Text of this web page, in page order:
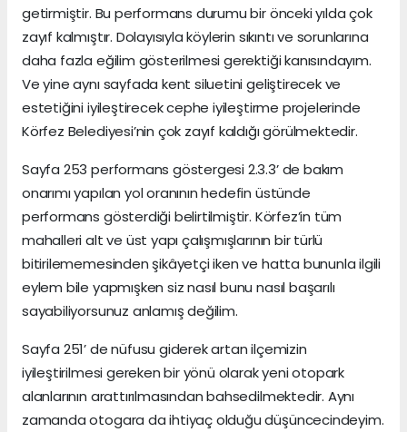
getirmiştir. Bu performans durumu bir önceki yılda çok
zayıf kalmıştır. Dolayısıyla köylerin sıkıntı ve sorunlarına
daha fazla eğilim gösterilmesi gerektiği kanısındayım.
Ve yine aynı sayfada kent siluetini geliştirecek ve
estetiğini iyileştirecek cephe iyileştirme projelerinde
Körfez Belediyesi’nin çok zayıf kaldığı görülmektedir.
Sayfa 253 performans göstergesi 2.3.3’ de bakım
onarımı yapılan yol oranının hedefin üstünde
performans gösterdiği belirtilmiştir. Körfez’in tüm
mahalleri alt ve üst yapı çalışmışlarının bir türlü
bitirilememesinden şikâyetçi iken ve hatta bununla ilgili
eylem bile yapmışken siz nasıl bunu nasıl başarılı
sayabiliyorsunuz anlamış değilim.
Sayfa 251’ de nüfusu giderek artan ilçemizin
iyileştirilmesi gereken bir yönü olarak yeni otopark
alanlarının arattırılmasından bahsedilmektedir. Aynı
zamanda otogara da ihtiyaç olduğu düşüncecindeyim.